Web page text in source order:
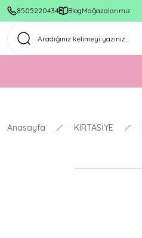
8505220434 BlogMağazalarımız
Anasayfa KIRTASİYE